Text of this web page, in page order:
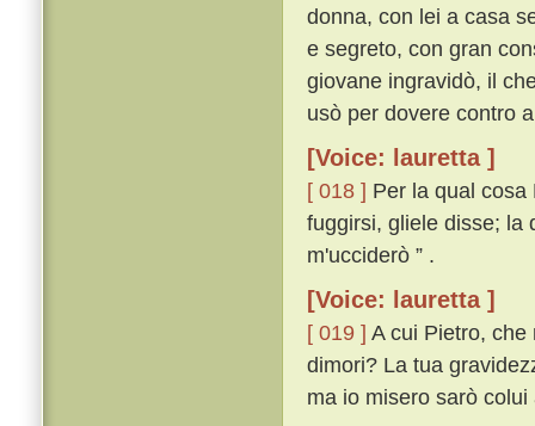
donna, con lei a casa
e segreto, con gran
giovane ingravidò, il
usò per dovere contro
[Voice: lauretta ]
[ 018 ] Per la qual
fuggirsi, gliele disse; la
m'ucciderò ” .
[Voice: lauretta ]
[ 019 ] A cui Pietro, che
dimori? La tua
ma io misero sarò